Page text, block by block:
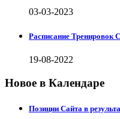
03-03-2023
Расписание Тренировок
19-08-2022
Новое в Календаре
Позиции Сайта в